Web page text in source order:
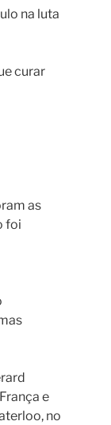
na luta
curar
as
foi
e
no